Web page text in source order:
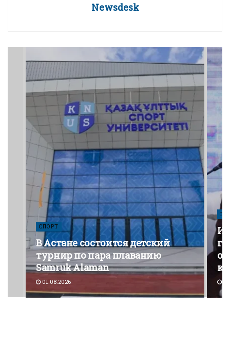
Newsdesk
СПОРТ
В Астане состоится детский
турнир по пара плаванию
Samruk Alaman
01.08.2026